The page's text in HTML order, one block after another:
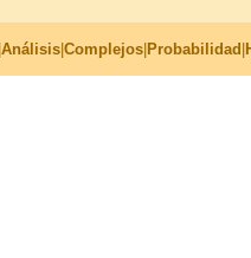
Análisis Complejos Probabilidad